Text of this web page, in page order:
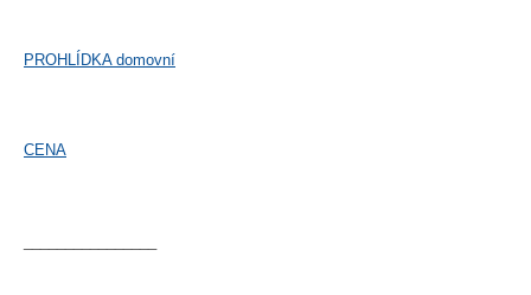
PROHLÍDKA domovní
CENA